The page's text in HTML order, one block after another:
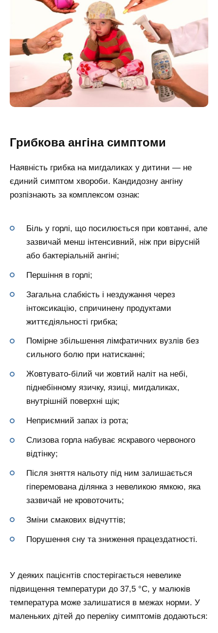
Грибкова ангіна симптоми
Наявність грибка на мигдаликах у дитини — не
єдиний симптом хвороби. Кандидозну ангіну
розпізнають за комплексом ознак:
Біль у горлі, що посилюється при ковтанні, але
зазвичай менш інтенсивний, ніж при вірусній
або бактеріальній ангіні;
Першіння в горлі;
Загальна слабкість і нездужання через
інтоксикацію, спричинену продуктами
життєдіяльності грибка;
Помірне збільшення лімфатичних вузлів без
сильного болю при натисканні;
Жовтувато-білий чи жовтий наліт на небі,
піднебінному язичку, язиці, мигдаликах,
внутрішній поверхні щік;
Неприємний запах із рота;
Слизова горла набуває яскравого червоного
відтінку;
Після зняття нальоту під ним залишається
гіперемована ділянка з невеликою ямкою, яка
зазвичай не кровоточить;
Зміни смакових відчуттів;
Порушення сну та зниження працездатності.
У деяких пацієнтів спостерігається невелике
підвищення температури до 37,5 °C, у малюків
температура може залишатися в межах норми. У
маленьких дітей до переліку симптомів додаються: